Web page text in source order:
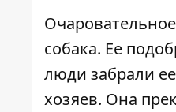
собака. Ее
люди забрали
хозяев. Она